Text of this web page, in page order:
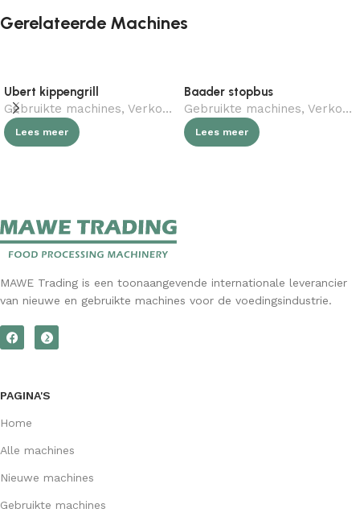
Gerelateerde Machines
Ubert kippengrill
Gebruikte machines, Verkocht (gebruikt) Horeca, Slagerij
Lees meer
Baader stopbus
Gebruikte machines, Verkocht (gebruikt)
Lees meer
MAWE Trading is een toonaangevende internationale leverancier
van nieuwe en gebruikte machines voor de voedingsindustrie.
PAGINA'S
Home
Alle machines
Nieuwe machines
Gebruikte machines